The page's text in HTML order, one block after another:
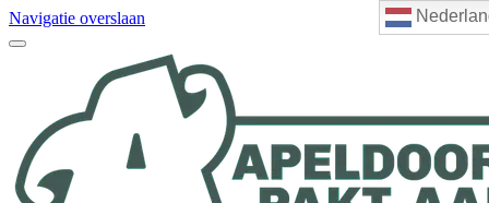
Navigatie overslaan